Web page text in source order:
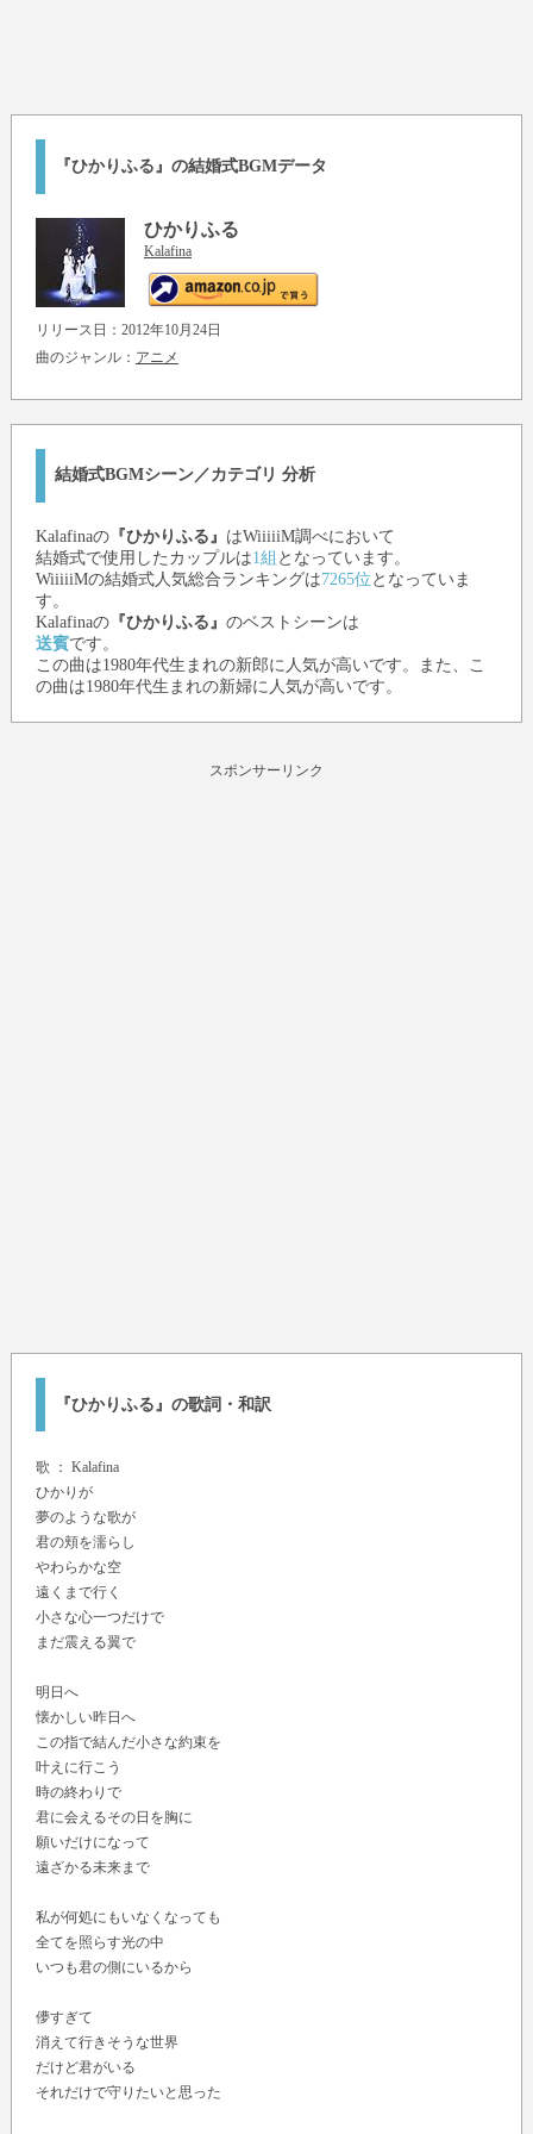
『ひかりふる』の結婚式BGMデータ
ひかりふる
Kalafina
リリース日：2012年10月24日
曲のジャンル： アニメ
結婚式BGMシーン／カテゴリ 分析
Kalafinaの『ひかりふる』 はWiiiiiM調べにおいて
結婚式で使用したカップルは1組 となっています。
WiiiiiMの結婚式人気総合ランキングは7265位 となっていま
す。
Kalafinaの『ひかりふる』 のベストシーンは
送賓です。
この曲は1980年代生まれの新郎に人気が高いです。また、こ
の曲は1980年代生まれの新婦に人気が高いです。
スポンサーリンク
『ひかりふる』の歌詞・和訳
歌 ： Kalafina
ひかりが
夢のような歌が
君の頬を濡らし
やわらかな空
遠くまで行く
小さな心一つだけで
まだ震える翼で
明日へ
懐かしい昨日へ
この指で結んだ小さな約束を
叶えに行こう
時の終わりで
君に会えるその日を胸に
願いだけになって
遠ざかる未来まで
私が何処にもいなくなっても
全てを照らす光の中
いつも君の側にいるから
儚すぎて
消えて行きそうな世界
だけど君がいる
それだけで守りたいと思った